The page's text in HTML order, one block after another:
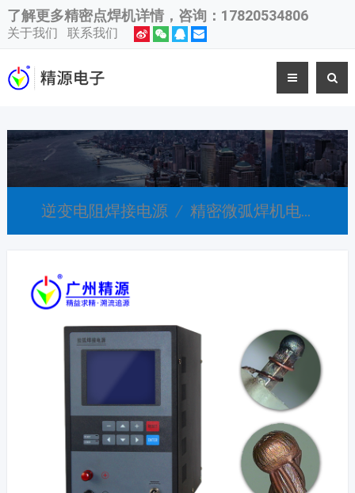
了解更多精密点焊机详情，咨询：17820534806
关于我们 联系我们
逆变电阻焊接电源 / 精密微弧焊机电源